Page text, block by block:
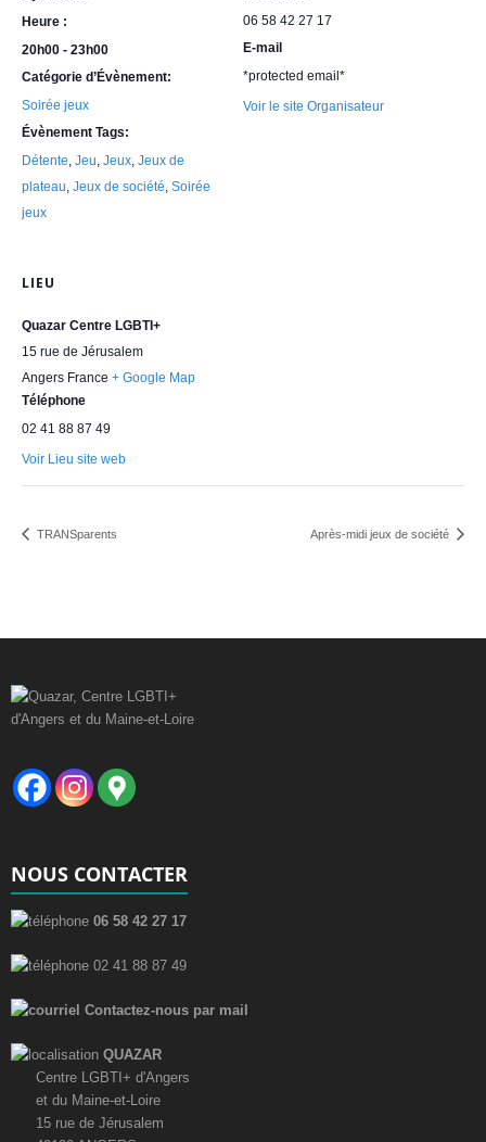
Heure :
20h00 - 23h00
Catégorie d’Évènement:
Soirée jeux
Évènement Tags:
Détente, Jeu, Jeux, Jeux de
plateau, Jeux de société, Soirée
jeux
LIEU
Quazar Centre LGBTI+
15 rue de Jérusalem
Angers France + Google Map
Téléphone
02 41 88 87 49
Voir Lieu site web
06 58 42 27 17
E-mail
*protected email*
Voir le site Organisateur
TRANSparents Après-midi jeux de société
NOUS CONTACTER
06 58 42 27 17
02 41 88 87 49
Contactez-nous par mail
QUAZAR
Centre LGBTI+ d'Angers
et du Maine-et-Loire
15 rue de Jérusalem